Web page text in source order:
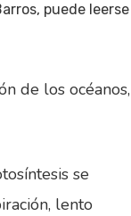
puede leerse
de los océanos,
se
lento